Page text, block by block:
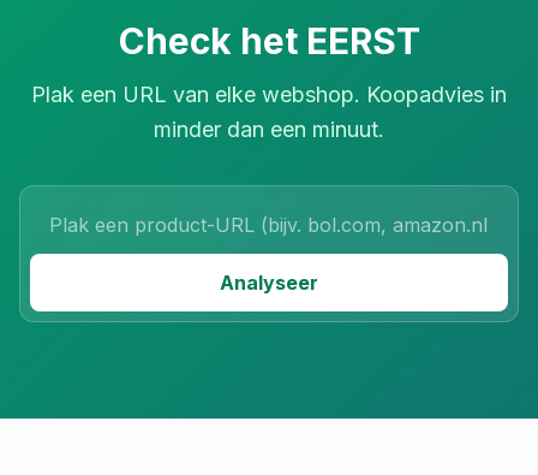
Check het EERST
Plak een URL van elke webshop. Koopadvies in
minder dan een minuut.
Analyseer